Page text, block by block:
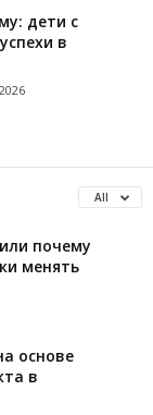
дети с
в
All
почему
менять
основе
в